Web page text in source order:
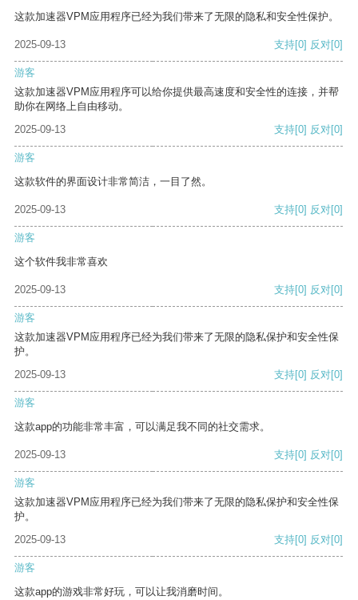
这款加速器VPM应用程序已经为我们带来了无限的隐私和安全性保护。
2025-09-13 支持[0] 反对[0]
游客
这款加速器VPM应用程序可以给你提供最高速度和安全性的连接，并帮
助你在网络上自由移动。
2025-09-13
支持[0] 反对[0]
游客
这款软件的界面设计非常简洁，一目了然。
2025-09-13 支持[0] 反对[0]
游客
这个软件我非常喜欢
2025-09-13 支持[0] 反对[0]
游客
这款加速器VPM应用程序已经为我们带来了无限的隐私保护和安全性保
护。
2025-09-13
支持[0] 反对[0]
游客
这款app的功能非常丰富，可以满足我不同的社交需求。
2025-09-13 支持[0] 反对[0]
游客
这款加速器VPM应用程序已经为我们带来了无限的隐私保护和安全性保
护。
2025-09-13
支持[0] 反对[0]
游客
这款app的游戏非常好玩，可以让我消磨时间。